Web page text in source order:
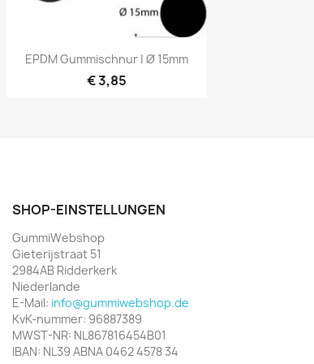
Vorschau
EPDM Gummischnur | Ø 15mm
€ 3,85
SHOP-EINSTELLUNGEN
GummiWebshop
Gieterijstraat 51
2984AB Ridderkerk
Niederlande
E-Mail: info@gummiwebshop.de
KvK-nummer: 96887389
MWST-NR: NL867816454B01
IBAN: NL39 ABNA 0462 4578 34